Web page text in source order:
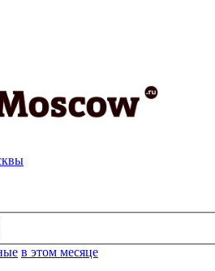
в этом месяце